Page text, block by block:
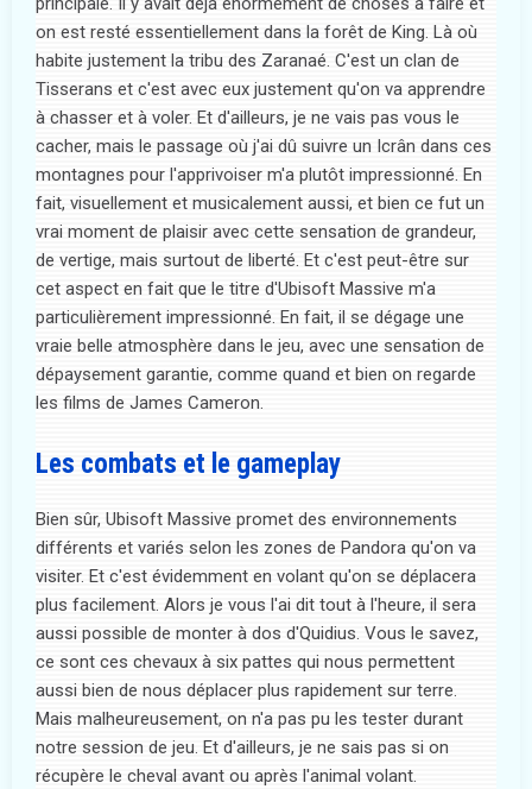
on est resté essentiellement dans la forêt de King. Là où
habite justement la tribu des Zaranaé. C'est un clan de
Tisserans et c'est avec eux justement qu'on va apprendre
à chasser et à voler. Et d'ailleurs, je ne vais pas vous le
cacher, mais le passage où j'ai dû suivre un Icrân dans ces
montagnes pour l'apprivoiser m'a plutôt impressionné. En
fait, visuellement et musicalement aussi, et bien ce fut un
vrai moment de plaisir avec cette sensation de grandeur,
de vertige, mais surtout de liberté. Et c'est peut-être sur
cet aspect en fait que le titre d'Ubisoft Massive m'a
particulièrement impressionné. En fait, il se dégage une
vraie belle atmosphère dans le jeu, avec une sensation de
dépaysement garantie, comme quand et bien on regarde
les films de James Cameron.
Les combats et le gameplay
Bien sûr, Ubisoft Massive promet des environnements
différents et variés selon les zones de Pandora qu'on va
visiter. Et c'est évidemment en volant qu'on se déplacera
plus facilement. Alors je vous l'ai dit tout à l'heure, il sera
aussi possible de monter à dos d'Quidius. Vous le savez,
ce sont ces chevaux à six pattes qui nous permettent
aussi bien de nous déplacer plus rapidement sur terre.
Mais malheureusement, on n'a pas pu les tester durant
notre session de jeu. Et d'ailleurs, je ne sais pas si on
récupère le cheval avant ou après l'animal volant.